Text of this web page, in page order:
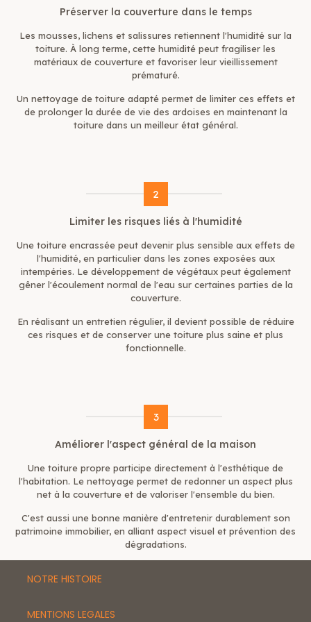
Préserver la couverture dans le temps
Les mousses, lichens et salissures retiennent l'humidité sur la
toiture. À long terme, cette humidité peut fragiliser les
matériaux de couverture et favoriser leur vieillissement
prématuré.
Un nettoyage de toitureadapté permet de limiter ces effets et
de prolonger la durée de vie des ardoises en maintenant la
toiture dans un meilleur état général.
2
Limiter les risques liés à l'humidité
Une toiture encrassée peut devenir plus sensible aux effets de
l'humidité, en particulier dans les zones exposées aux
intempéries. Le développement de végétaux peut également
gêner l'écoulement normal de l'eau sur certaines parties de la
couverture.
En réalisant un entretien régulier, il devient possible de réduire
ces risques et de conserver une toiture plus saine et plus
fonctionnelle.
3
Améliorer l'aspect général de la maison
Une toiture propre participe directement à l'esthétique de
l'habitation. Le nettoyage permet de redonner un aspect plus
net à la couverture et de valoriser l'ensemble du bien.
C'est aussi une bonne manière d'entretenir durablement son
patrimoine immobilier, en alliant aspect visuel et prévention des
dégradations.
NOTRE HISTOIRE
MENTIONS LEGALES